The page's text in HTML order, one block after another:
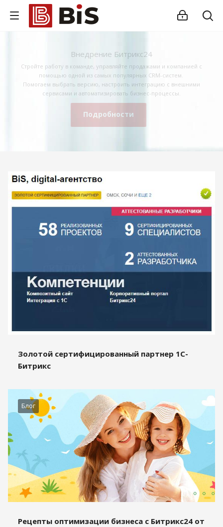
Внедрение Битрикс24
Стройте работу в команде, управляйте продажами и компанией с
помощью одной из самых популярных CRM-систем.
Помогаем выбрать версию, настроить интеграцию с внешними
сервисами и автоматизировать бизнес-процессы.
Подробности
Золотой сертифицированный партнер 1С-
Битрикс
Блог
Рецепты оптимизации бизнеса с Битрикс24 от